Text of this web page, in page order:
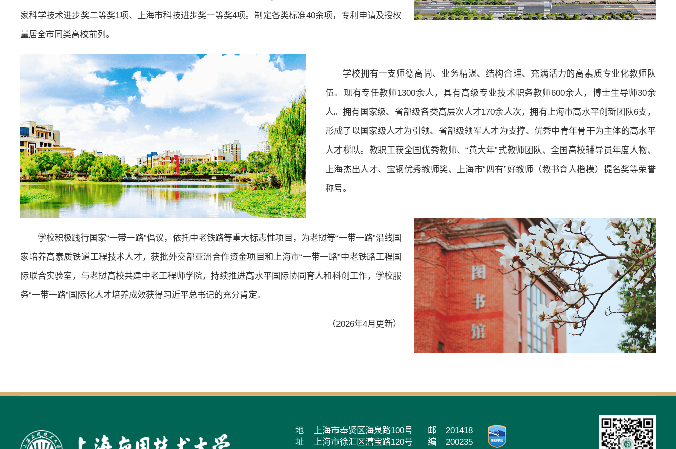
家科学技术进步奖二等奖1项、上海市科技进步奖一等奖4项。制定各类标准40余项，专利申请及授权
量居全市同类高校前列。
学校拥有一支师德高尚、业务精湛、结构合理、充满活力的高素质专业化教师队
伍。现有专任教师1300余人，具有高级专业技术职务教师600余人，博士生导师30余
人。拥有国家级、省部级各类高层次人才170余人次，拥有上海市高水平创新团队6支，
形成了以国家级人才为引领、省部级领军人才为支撑、优秀中青年骨干为主体的高水平
人才梯队。教职工获全国优秀教师、“黄大年”式教师团队、全国高校辅导员年度人物、
上海杰出人才、宝钢优秀教师奖、上海市“四有”好教师（教书育人楷模）提名奖等荣誉
称号。
学校积极践行国家“一带一路”倡议，依托中老铁路等重大标志性项目，为老挝等“一带一路”沿线国
家培养高素质铁道工程技术人才，获批外交部亚洲合作资金项目和上海市“一带一路”中老铁路工程国
际联合实验室，与老挝高校共建中老工程师学院，持续推进高水平国际协同育人和科创工作，学校服
务“一带一路”国际化人才培养成效获得习近平总书记的充分肯定。
（2026年4月更新）
地
址
上海市奉贤区海泉路100号
上海市徐汇区漕宝路120号
邮
编
201418
200235